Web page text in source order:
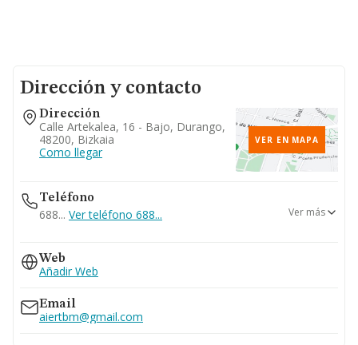
Dirección y contacto
Dirección
Calle Artekalea, 16 - Bajo, Durango,
48200, Bizkaia
Como llegar
VER EN MAPA
Teléfono
688... Ver teléfono 688...
946004456
Ver más
Web
Añadir Web
Email
aiertbm@gmail.com